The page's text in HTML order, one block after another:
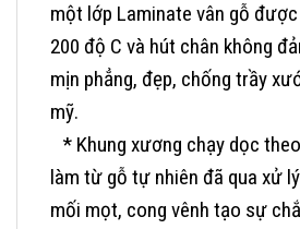
một lớp Laminate vân gỗ
200 độ C và hút chân không
mịn phẳng, đẹp, chống trầy
mỹ.
* Khung xương chạy dọc
làm từ gỗ tự nhiên đã qua xử
mối mọt, cong vênh tạo sự